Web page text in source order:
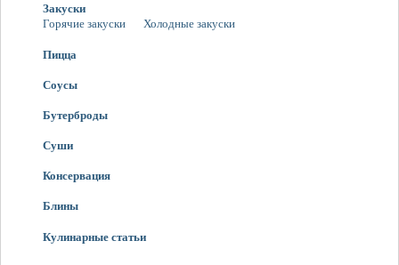
Закуски
Горячие закуски
Холодные закуски
Пицца
Соусы
Бутерброды
Суши
Консервация
Блины
Кулинарные статьи